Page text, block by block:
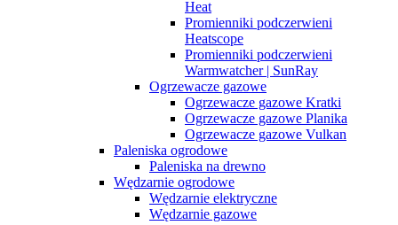
Heat
Promienniki podczerwieni
Heatscope
Promienniki podczerwieni
Warmwatcher | SunRay
Ogrzewacze gazowe
Ogrzewacze gazowe Kratki
Ogrzewacze gazowe Planika
Ogrzewacze gazowe Vulkan
Paleniska ogrodowe
Paleniska na drewno
Wędzarnie ogrodowe
Wędzarnie elektryczne
Wędzarnie gazowe